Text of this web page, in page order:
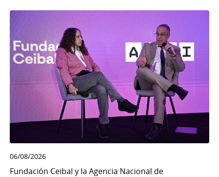
06/08/2026
Fundación Ceibal y la Agencia Nacional de